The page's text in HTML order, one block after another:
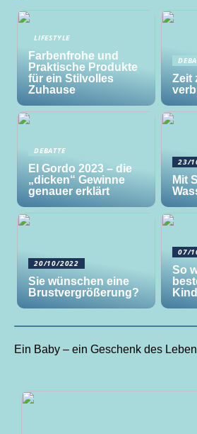
LIFESTYLE
Farbenfrohe und
Praktische Produkte
für ein Stilvolles
Zuhause
Zeit
DEBATTE
El Gordo 2023 – die
„dicken“ Gewinne
genauer erklärt
23/
Mit
20/10/2022
Sie wünschen eine
Brustvergrößerung?
07/
So
Ein Baby – ein Geschenk des